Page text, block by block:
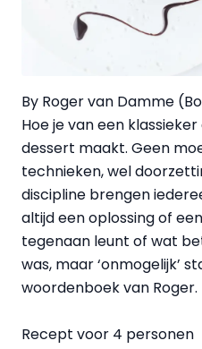
By Roger van Damme
Hoe je van een
dessert maakt. Geen
technieken, wel
discipline brengen
altijd een oplossing of
tegenaan leunt of wat
was, maar ‘onmogelijk’
woordenboek van Roger.
Recept voor 4 personen